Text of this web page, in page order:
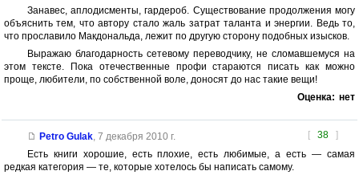
Занавес, аплодисменты, гардероб. Существование продолжения могу
объяснить тем, что автору стало жаль затрат таланта и энергии. Ведь то,
что прославило Макдональда, лежит по другую сторону подобных изысков.
Выражаю благодарность сетевому переводчику, не сломавшемуся на
этом тексте. Пока отечественные профи стараются писать как можно
проще, любители, по собственной воле, доносят до нас такие вещи!
Оценка: нет
[ 38 ]
Petro Gulak, 7 декабря 2010 г.
Есть книги хорошие, есть плохие, есть любимые, а есть — самая
редкая категория — те, которые хотелось бы написать самому.